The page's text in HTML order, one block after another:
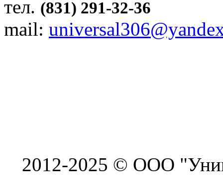
тел. (831) 291-32-36
mail:
2012-2025 © ООО